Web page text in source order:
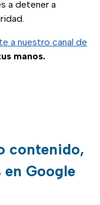
a detener a
a nuestro canal de
manos.
contenido,
Google